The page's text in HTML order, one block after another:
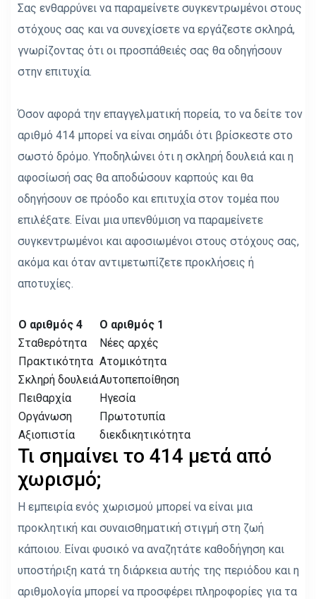
Σας ενθαρρύνει να παραμείνετε συγκεντρωμένοι στους
στόχους σας και να συνεχίσετε να εργάζεστε σκληρά,
γνωρίζοντας ότι οι προσπάθειές σας θα οδηγήσουν
στην επιτυχία.
Όσον αφορά την επαγγελματική πορεία, το να δείτε τον
αριθμό 414 μπορεί να είναι σημάδι ότι βρίσκεστε στο
σωστό δρόμο. Υποδηλώνει ότι η σκληρή δουλειά και η
αφοσίωσή σας θα αποδώσουν καρπούς και θα
οδηγήσουν σε πρόοδο και επιτυχία στον τομέα που
επιλέξατε. Είναι μια υπενθύμιση να παραμείνετε
συγκεντρωμένοι και αφοσιωμένοι στους στόχους σας,
ακόμα και όταν αντιμετωπίζετε προκλήσεις ή
αποτυχίες.
Ο αριθμός 4
Ο αριθμός 1
Σταθερότητα
Νέες αρχές
Πρακτικότητα Ατομικότητα
Σκληρή δουλειάΑυτοπεποίθηση
Πειθαρχία
Ηγεσία
Οργάνωση
Πρωτοτυπία
Αξιοπιστία
διεκδικητικότητα
Τι σημαίνει το 414 μετά από
χωρισμό;
Η εμπειρία ενός χωρισμού μπορεί να είναι μια
προκλητική και συναισθηματική στιγμή στη ζωή
κάποιου. Είναι φυσικό να αναζητάτε καθοδήγηση και
υποστήριξη κατά τη διάρκεια αυτής της περιόδου και η
αριθμολογία μπορεί να προσφέρει πληροφορίες για τα